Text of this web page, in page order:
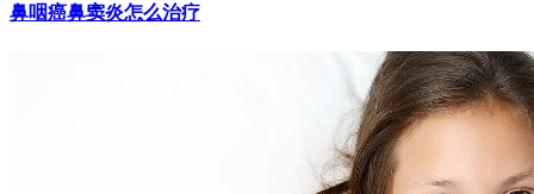
鼻咽癌鼻窦炎怎么治疗